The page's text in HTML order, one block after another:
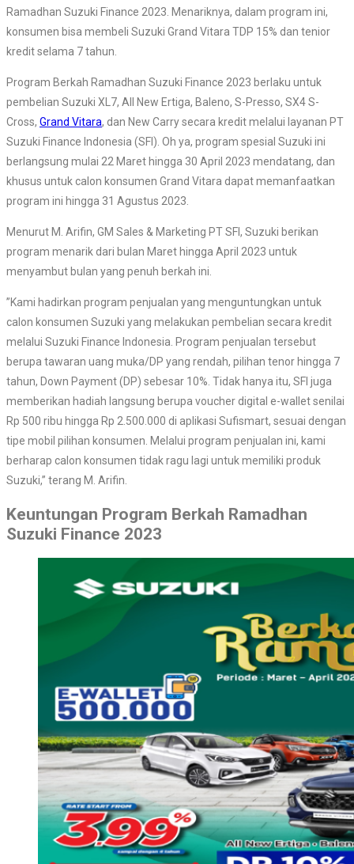
Ramadhan Suzuki Finance 2023. Menariknya, dalam program ini,
konsumen bisa membeli Suzuki Grand Vitara TDP 15% dan tenior
kredit selama 7 tahun.
Program Berkah Ramadhan Suzuki Finance 2023 berlaku untuk
pembelian Suzuki XL7, All New Ertiga, Baleno, S-Presso, SX4 S-
Cross, Grand Vitara, dan New Carry secara kredit melalui layanan PT
Suzuki Finance Indonesia (SFI). Oh ya, program spesial Suzuki ini
berlangsung mulai 22 Maret hingga 30 April 2023 mendatang, dan
khusus untuk calon konsumen Grand Vitara dapat memanfaatkan
program ini hingga 31 Agustus 2023.
Menurut M. Arifin, GM Sales & Marketing PT SFI, Suzuki berikan
program menarik dari bulan Maret hingga April 2023 untuk
menyambut bulan yang penuh berkah ini.
”Kami hadirkan program penjualan yang menguntungkan untuk
calon konsumen Suzuki yang melakukan pembelian secara kredit
melalui Suzuki Finance Indonesia. Program penjualan tersebut
berupa tawaran uang muka/DP yang rendah, pilihan tenor hingga 7
tahun, Down Payment (DP) sebesar 10%. Tidak hanya itu, SFI juga
memberikan hadiah langsung berupa voucher digital e-wallet senilai
Rp 500 ribu hingga Rp 2.500.000 di aplikasi Sufismart, sesuai dengan
tipe mobil pilihan konsumen. Melalui program penjualan ini, kami
berharap calon konsumen tidak ragu lagi untuk memiliki produk
Suzuki,” terang M. Arifin.
Keuntungan Program Berkah Ramadhan
Suzuki Finance 2023